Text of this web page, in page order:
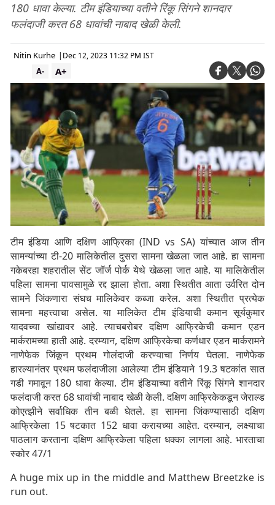
180 धावा केल्या. टीम इंडियाच्या वतीने रिंकू सिंगने शानदार
फलंदाजी करत 68 धावांची नाबाद खेळी केली.
Nitin Kurhe | Dec 12, 2023 11:32 PM IST
A+
A-
टीम इंडिया आणि दक्षिण आफ्रिका (IND vs SA) यांच्यात आज तीन
सामन्यांच्या टी-20 मालिकेतील दुसरा सामना खेळला जात आहे. हा सामना
गकेबरहा शहरातील सेंट जॉर्ज पोर्क येथे खेळला जात आहे. या मालिकेतील
पहिला सामना पावसामुळे रद्द झाला होता. अशा स्थितीत आता उर्वरित दोन
सामने जिंकणारा संघच मालिकेवर कब्जा करेल. अशा स्थितीत प्रत्येक
सामना महत्त्वाचा असेल. या मालिकेत टीम इंडियाची कमान सूर्यकुमार
यादवच्या खांद्यावर आहे. त्याचबरोबर दक्षिण आफ्रिकेची कमान एडन
मार्करामच्या हाती आहे. दरम्यान, दक्षिण आफ्रिकेचा कर्णधार एडन मार्करामने
नाणेफेक जिंकून प्रथम गोलंदाजी करण्याचा निर्णय घेतला. नाणेफेक
हारल्यानंतर प्रथम फलंदाजीला आलेल्या टीम इंडियाने 19.3 षटकांत सात
गडी गमावून 180 धावा केल्या. टीम इंडियाच्या वतीने रिंकू सिंगने शानदार
फलंदाजी करत 68 धावांची नाबाद खेळी केली. दक्षिण आफ्रिकेकडून जेराल्ड
कोएत्झीने सर्वाधिक तीन बळी घेतले. हा सामना जिंकण्यासाठी दक्षिण
आफ्रिकेला 15 षटकात 152 धावा करायच्या आहेत. दरम्यान, लक्ष्याचा
पाठलाग करताना दक्षिण आफ्रिकेला पहिला धक्का लागला आहे. भारताचा
स्कोर 47/1
A huge mix up in the middle and Matthew Breetzke is
run out.